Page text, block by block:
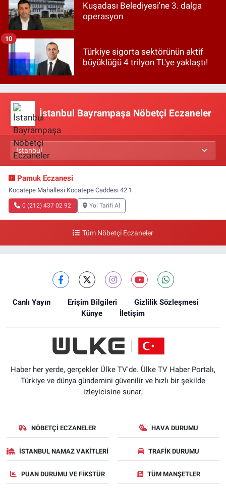
Kuşadası Belediyesi'ne 3. dalga
operasyon
Türkiye sigorta sektörünün aktif
büyüklüğü 4 trilyon TL'ye yaklaştı!
10
İstanbul Bayrampaşa Nöbetçi Eczaneler
Pamuk Eczanesi
Kocatepe Mahallesi Kocatepe Caddesi 42 1
0 (212) 437 02 92 Yol Tarifi Al
Tüm Nöbetçi Eczaneler
Canlı Yayın Erişim Bilgileri
Gizlilik Sözleşmesi
Künye
İletişim
Haber her yerde, gerçekler Ülke TV'de. Ülke TV Haber Portalı,
Türkiye ve dünya gündemini güvenilir ve hızlı bir şekilde
izleyicisine sunar.
NÖBETÇI ECZANELER HAVA DURUMU
İSTANBUL NAMAZ VAKITLERI TRAFIK DURUMU
PUAN DURUMU VE FIKSTÜR TÜM MANŞETLER